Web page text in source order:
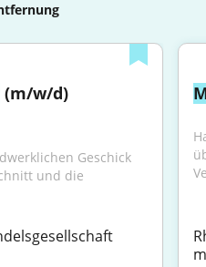
(m/w/d)
Geschick
und die